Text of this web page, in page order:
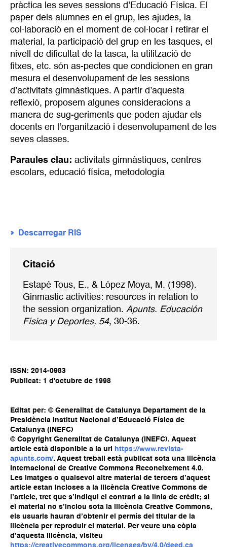
pràctica les seves sessions d’Educació Física. El
paper dels alumnes en el grup, les ajudes, la
col·laboració en el moment de col·locar i retirar el
material, la participació del grup en les tasques, el
nivell de dificultat de la tasca, la utilització de
fitxes, etc. són as-pectes que condicionen en gran
mesura el desenvolupament de les sessions
d’activitats gimnàstiques. A partir d’aquesta
reflexió, proposem algunes consideracions a
manera de sug-geriments que poden ajudar els
docents en l’organització i desenvolupament de les
seves classes.
Paraules clau: activitats gimnàstiques, centres
escolars, educació física, metodología
Descarregar RIS
Citació
Estapé Tous, E., & López Moya, M. (1998).
Ginmastic activities: resources in relation to
the session organization. Apunts. Educación
Física y Deportes, 54, 30-36.
ISSN: 2014-0983
Publicat: 1 d'octubre de 1998
Editat per: © Generalitat de Catalunya Departament de la
Presidència Institut Nacional d’Educació Física de
Catalunya (INEFC)
© Copyright Generalitat de Catalunya (INEFC). Aquest
article està disponible a la url
https://www.revista-
apunts.com/. Aquest treball està publicat sota una llicència
Internacional de Creative Commons Reconeixement 4.0.
Les imatges o qualsevol altre material de tercers d’aquest
article estan incloses a la llicència Creative Commons de
l’article, tret que s’indiqui el contrari a la línia de crèdit; si
el material no s’inclou sota la llicència Creative Commons,
els usuaris hauran d’obtenir el permís del titular de la
llicència per reproduir el material. Per veure una còpia
d’aquesta llicència, visiteu
https://creativecommons.org/licenses/by/4.0/deed.ca